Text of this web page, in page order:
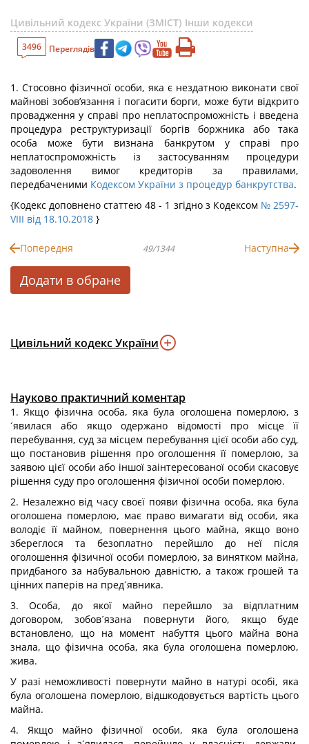
Цивільний кодекс України (ЗМІСТ) Інши кодекси
3496 Переглядів
1. Стосовно фізичної особи, яка є нездатною виконати свої
майнові зобов’язання і погасити борги, може бути відкрито
провадження у справі про неплатоспроможність і введена
процедура реструктуризації боргів боржника або така
особа може бути визнана банкрутом у справі про
неплатоспроможність із застосуванням процедури
задоволення вимог кредиторів за правилами,
передбаченими Кодексом України з процедур банкрутства.
{Кодекс доповнено статтею 48 - 1 згідно з Кодексом № 2597-
VIII від 18.10.2018 }
Попередня 49/1344 Наступна
Додати в обране
Цивільний кодекс України
Науково практичний коментар
1. Якщо фізична особа, яка була оголошена померлою, з
´явилася або якщо одержано відомості про місце її
перебування, суд за місцем перебування цієї особи або суд,
що постановив рішення про оголошення її померлою, за
заявою цієї особи або іншої заінтересованої особи скасовує
рішення суду про оголошення фізичної особи померлою.
2. Незалежно від часу своєї появи фізична особа, яка була
оголошена померлою, має право вимагати від особи, яка
володіє її майном, повернення цього майна, якщо воно
збереглося та безоплатно перейшло до неї після
оголошення фізичної особи померлою, за винятком майна,
придбаного за набувальною давністю, а також грошей та
цінних паперів на пред´явника.
3. Особа, до якої майно перейшло за відплатним
договором, зобов´язана повернути його, якщо буде
встановлено, що на момент набуття цього майна вона
знала, що фізична особа, яка була оголошена померлою,
жива.
У разі неможливості повернути майно в натурі особі, яка
була оголошена померлою, відшкодовується вартість цього
майна.
4. Якщо майно фізичної особи, яка була оголошена